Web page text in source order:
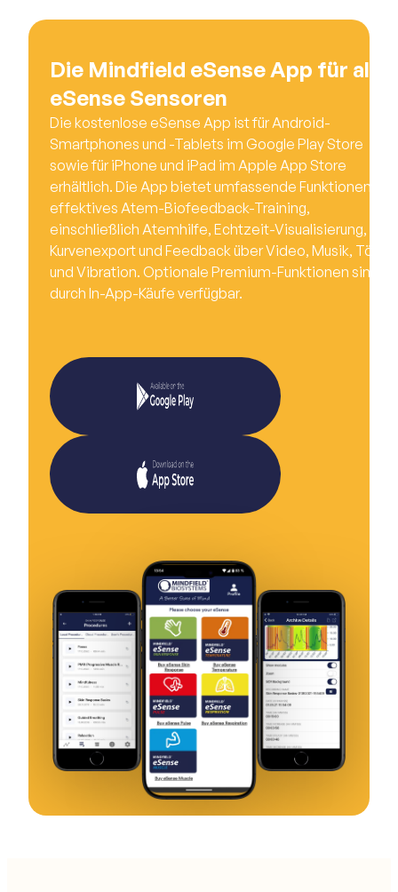
Die Mindfield eSense App für alle
eSense Sensoren
Die kostenlose eSense App ist für Android-
Smartphones und -Tablets im Google Play Store
sowie für iPhone und iPad im Apple App Store
erhältlich. Die App bietet umfassende Funktionen für
effektives Atem-Biofeedback-Training,
einschließlich Atemhilfe, Echtzeit-Visualisierung,
Kurvenexport und Feedback über Video, Musik, Töne
und Vibration. Optionale Premium-Funktionen sind
durch In-App-Käufe verfügbar.